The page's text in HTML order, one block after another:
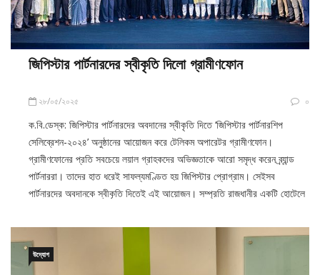
২৮/০৫/২০২৫
ক.বি.ডেস্ক: জিপিস্টার পার্টনারদের অবদানের স্বীকৃতি দিতে ‘জিপিস্টার পার্টনারশিপ
সেলিব্রেশন-২০২৪’ অনুষ্ঠানের আয়োজন করে টেলিকম অপারেটর গ্রামীণফোন।
গ্রামীণফোনের প্রতি সবচেয়ে লয়াল গ্রাহকদের অভিজ্ঞতাকে আরো সমৃদ্ধ করেন ব্র্যান্ড
পার্টনাররা। তাদের হাত ধরেই সাফল্যমণ্ডিত হয় জিপিস্টার প্রোগ্রাম। সেইসব